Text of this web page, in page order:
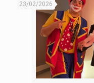
23/02/2026